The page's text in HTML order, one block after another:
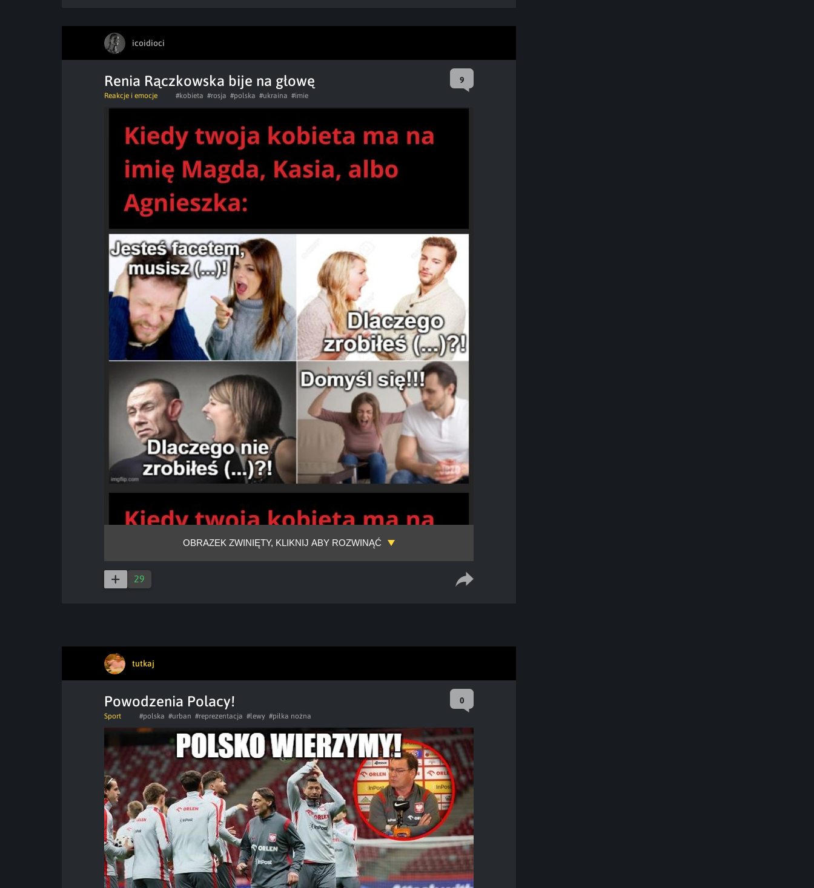
icoidioci
Renia Rączkowska bije na głowę 9
Reakcje i emocje #kobieta #rosja #polska #ukraina #imie
OBRAZEK ZWINIĘTY, KLIKNIJ ABY ROZWINĄĆ
29
tutkaj
Powodzenia Polacy! 0
Sport #polska #urban #reprezentacja #lewy #piłka nożna